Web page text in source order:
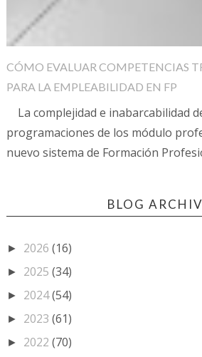
CÓMO EVALUAR COMPETENCIAS
PARA LA EMPLEABILIDAD EN FP
La complejidad e inabarcabilidad
programaciones de los módulo
nuevo sistema de Formación
BLOG
► 2026 (16)
► 2025 (34)
► 2024(54)
► 2023 (61)
► 2022 (70)